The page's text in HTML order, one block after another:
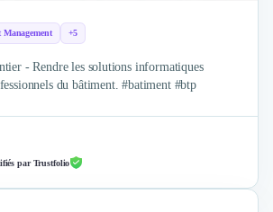
Management +5
- Rendre les solutions informatiques
du bâtiment. #batiment #btp
par Trustfolio